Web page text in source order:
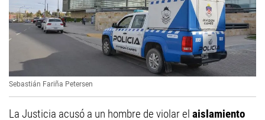
Sebastián Fariña Petersen
La Justicia acusó a un hombre de violar el aislamiento